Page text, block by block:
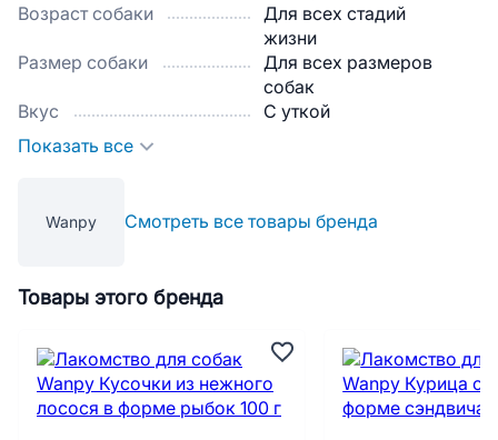
Возраст собаки
Для всех стадий
жизни
Размер собаки
Для всех размеров
собак
Вкус
С уткой
Показать все
Wanpy Смотреть все товары бренда
Товары этого бренда